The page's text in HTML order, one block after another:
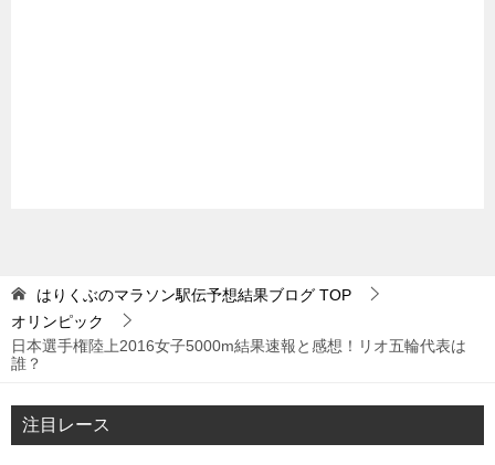
はりくぶのマラソン駅伝予想結果ブログ TOP
オリンピック
日本選手権陸上2016女子5000m結果速報と感想！リオ五輪代表は
誰？
注目レース